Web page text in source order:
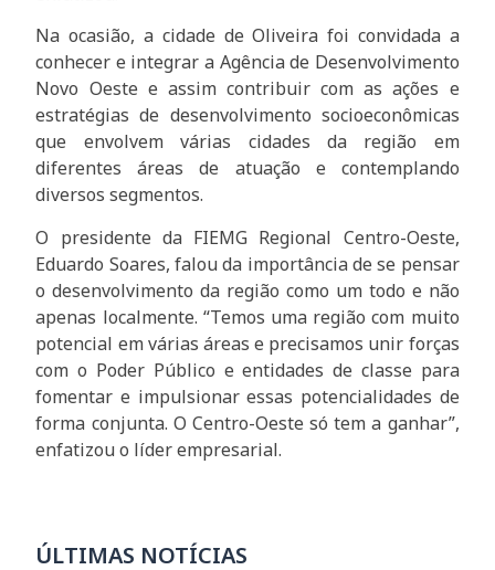
Na ocasião, a cidade de Oliveira foi convidada a
conhecer e integrar a Agência de Desenvolvimento
Novo Oeste e assim contribuir com as ações e
estratégias de desenvolvimento socioeconômicas
que envolvem várias cidades da região em
diferentes áreas de atuação e contemplando
diversos segmentos.
O presidente da FIEMG Regional Centro-Oeste,
Eduardo Soares, falou da importância de se pensar
o desenvolvimento da região como um todo e não
apenas localmente. “Temos uma região com muito
potencial em várias áreas e precisamos unir forças
com o Poder Público e entidades de classe para
fomentar e impulsionar essas potencialidades de
forma conjunta. O Centro-Oeste só tem a ganhar”,
enfatizou o líder empresarial.
ÚLTIMAS NOTÍCIAS